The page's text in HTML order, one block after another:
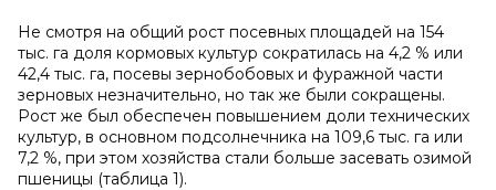
Не смотря на общий рост посевных площадей на 154
тыс. га доля кормовых культур сократилась на 4,2 % или
42,4 тыс. га, посевы зернобобовых и фуражной части
зерновых незначительно, но так же были сокращены.
Рост же был обеспечен повышением доли технических
культур, в основном подсолнечника на 109,6 тыс. га или
7,2 %, при этом хозяйства стали больше засевать озимой
пшеницы (таблица 1).